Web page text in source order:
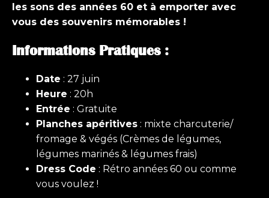
les sons des années 60 et à emporter avec
vous des souvenirs mémorables !
Informations Pratiques :
Date : 27 juin
Heure : 20h
Entrée : Gratuite
Planches apéritives : mixte charcuterie/
fromage & végés (Crèmes de légumes,
légumes marinés & légumes frais)
Dress Code : Rétro années 60 ou comme
vous voulez !